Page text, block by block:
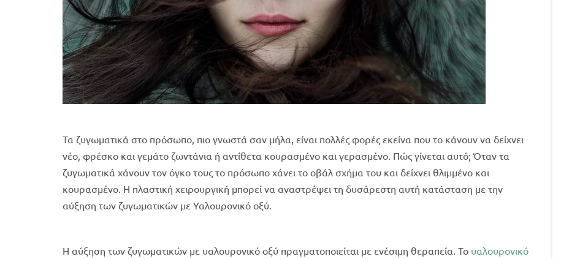
Τα ζυγωματικά στο πρόσωπο, πιο γνωστά σαν μήλα, είναι πολλές φορές εκείνα που το κάνουν να δείχνει
νέο, φρέσκο και γεμάτο ζωντάνια ή αντίθετα κουρασμένο και γερασμένο. Πώς γίνεται αυτό; Όταν τα
ζυγωματικά χάνουν τον όγκο τους το πρόσωπο χάνει το οβάλ σχήμα του και δείχνει θλιμμένο και
κουρασμένο. Η πλαστική χειρουργική μπορεί να αναστρέψει τη δυσάρεστη αυτή κατάσταση με την
αύξηση των ζυγωματικών με Υαλουρονικό οξύ.
Η αύξηση των ζυγωματικών με υαλουρονικό οξύ πραγματοποιείται με ενέσιμη θεραπεία. Το υαλουρονικό